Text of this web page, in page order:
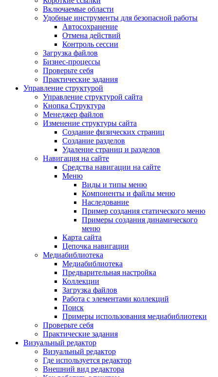
Включаемые области
Удобные инструменты для безопасной работы
Автосохранение
Отмена действий
Контроль сессии
Загрузка файлов
Бизнес-процессы
Проверьте себя
Практические задания
Управление структурой
Управление структурой сайта
Кнопка Структура
Менеджер файлов
Изменение структуры сайта
Создание физических страниц
Создание разделов
Удаление страниц и разделов
Навигация на сайте
Средства навигации на сайте
Меню
Виды и типы меню
Компоненты и файлы меню
Наследование
Пример создания статического меню
Примеры создания динамического
меню
Карта сайта
Цепочка навигации
Медиабиблиотека
Медиабиблиотека
Предварительная настройка
Коллекции
Загрузка файлов
Работа с элементами коллекций
Поиск
Примеры использования медиабиблиотеки
Проверьте себя
Практические задания
Визуальный редактор
Визуальный редактор
Где используется редактор
Внешний вид редактора